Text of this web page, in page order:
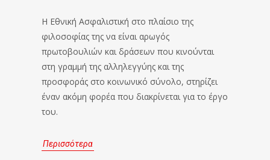
Η Εθνική Ασφαλιστική στο πλαίσιο της
φιλοσοφίας της να είναι αρωγός
πρωτοβουλιών και δράσεων που κινούνται
στη γραμμή της αλληλεγγύης και της
προσφοράς στο κοινωνικό σύνολο, στηρίζει
έναν ακόμη φορέα που διακρίνεται για το έργο
του.
Περισσότερα